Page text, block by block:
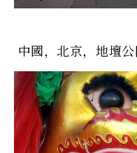
中國，北京，地壇公